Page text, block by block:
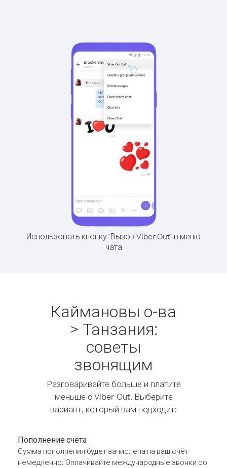
Использовать кнопку "Вызов Viber Out" в меню
чата
Каймановы о-ва
> Танзания:
советы
звонящим
Разговаривайте больше и платите
меньше с Viber Out. Выберите
вариант, который вам подходит:
Пополнение счёта
Сумма пополнения будет зачислена на ваш счёт
немедленно. Оплачивайте международные звонки со